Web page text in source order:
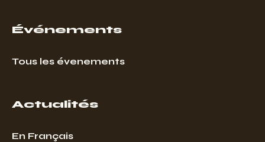
Événements
Tous les évenements
Actualités
En Français